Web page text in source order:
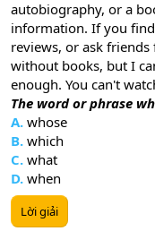
autobiography, or a
information. If you
reviews, or ask
without books, but I
enough. You can't
The word or phrase
A. whose
B. which
C. what
D. when
Lời giải